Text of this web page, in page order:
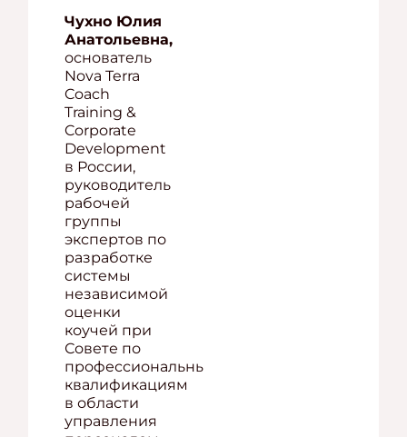
Чухно Юлия
Анатольевна,
основатель
Nova Terra
Coach
Training &
Corporate
Development
в России,
руководитель
рабочей
группы
экспертов по
разработке
системы
независимой
оценки
коучей при
Совете по
профессиональным
квалификациям
в области
управления